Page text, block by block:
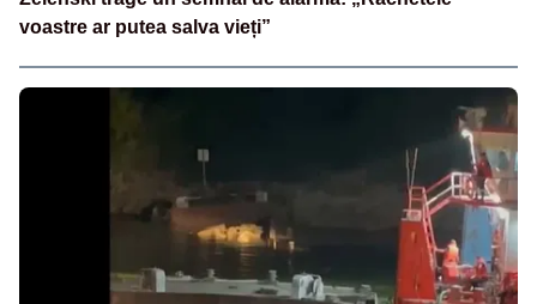
voastre ar putea salva vieți”